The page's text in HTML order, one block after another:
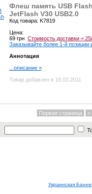
Флеш память USB
JetFlash V30 USB2.0
Код товара: K7819
Цена:
69 грн Стоимость доставки =
Заказывайте более 1-й позиции
Аннотация
...описание »
Товар добавлен в 18.03.2011
Первая страница «
Украинская